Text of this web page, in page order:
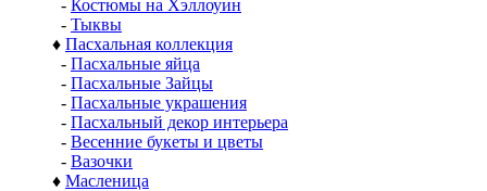
- Костюмы на Хэллоуин
- Тыквы
♦ Пасхальная коллекция
- Пасхальные яйца
- Пасхальные Зайцы
- Пасхальные украшения
- Пасхальный декор интерьера
- Весенние букеты и цветы
- Вазочки
♦ Масленица